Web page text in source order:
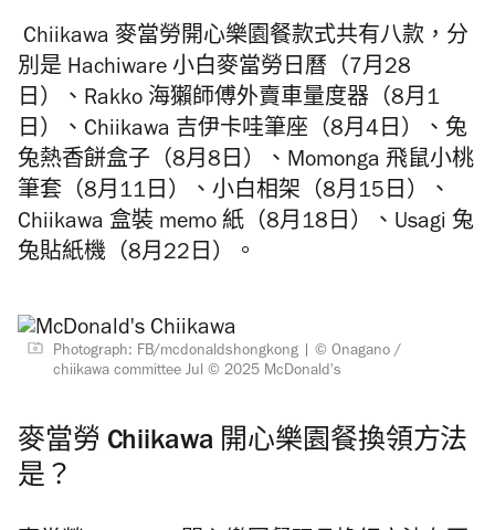
Chiikawa 麥當勞開心樂園餐款式共有八款，分
別是 Hachiware 小白麥當勞日曆（7月28
日）、Rakko 海獺師傅外賣車量度器（8月1
日）、Chiikawa 吉伊卡哇筆座（8月4日）、兔
兔熱香餅盒子（8月8日）、Momonga 飛鼠小桃
筆套（8月11日）、小白相架（8月15日）、
Chiikawa 盒裝 memo 紙（8月18日）、Usagi 兔
兔貼紙機（8月22日）。
Photograph: FB/mcdonaldshongkong | © Onagano /
chiikawa committee Jul © 2025 McDonald's
麥當勞 Chiikawa 開心樂園餐換領方法
是？